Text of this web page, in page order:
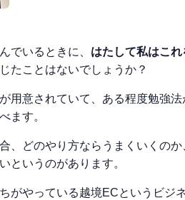
でいるときに、 はたして私はこ
たことはないでしょうか？
用意されていて、ある程度勉強
ます。
、どのやり方ならうまくいくの
というのがあります。
がやっている越境ECというビジ